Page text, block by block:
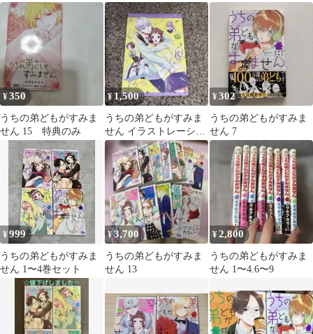
おしかけ王子は２度お
いしい
¥350
うちの弟どもがすみま
せん 15 特典のみ
¥1,500
うちの弟どもがすみま
せん イラストレーショ
ンブック
¥302
うちの弟どもがすみま
せん 7
¥999
うちの弟どもがすみま
せん 1〜4巻セット
¥3,700
うちの弟どもがすみま
せん 13
¥2,800
うちの弟どもがすみま
せん 1〜4.6〜9